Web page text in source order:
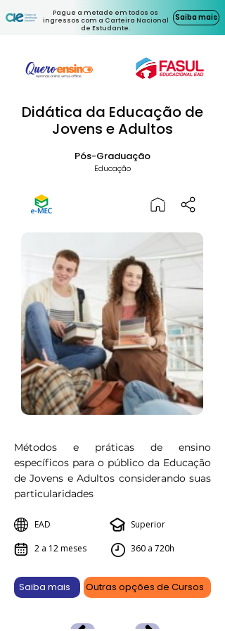
Pague a metade em todos os
ingressos com a Carteira Nacional
de Estudante.
Saiba mais
Didática da Educação de
Jovens e Adultos
Pós-Graduação
Educação
Métodos e práticas de ensino
específicos para o público da Educação
de Jovens e Adultos considerando suas
particularidades
EAD
2 a 12 meses
Superior
360 a 720h
Saiba mais Outras opções de Cursos